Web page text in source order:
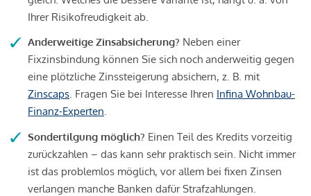
Ihrer Risikofreudigkeit ab.
Anderweitige Zinsabsicherung? Neben einer
Fixzinsbindung können Sie sich noch anderweitig gegen
eine plötzliche Zinssteigerung absichern, z. B. mit
Zinscaps. Fragen Sie bei Interesse Ihren Infina Wohnbau-
Finanz-Experten.
Sondertilgung möglich? Einen Teil des Kredits vorzeitig
zurückzahlen – das kann sehr praktisch sein. Nicht immer
ist das problemlos möglich, vor allem bei fixen Zinsen
verlangen manche Banken dafür Strafzahlungen.